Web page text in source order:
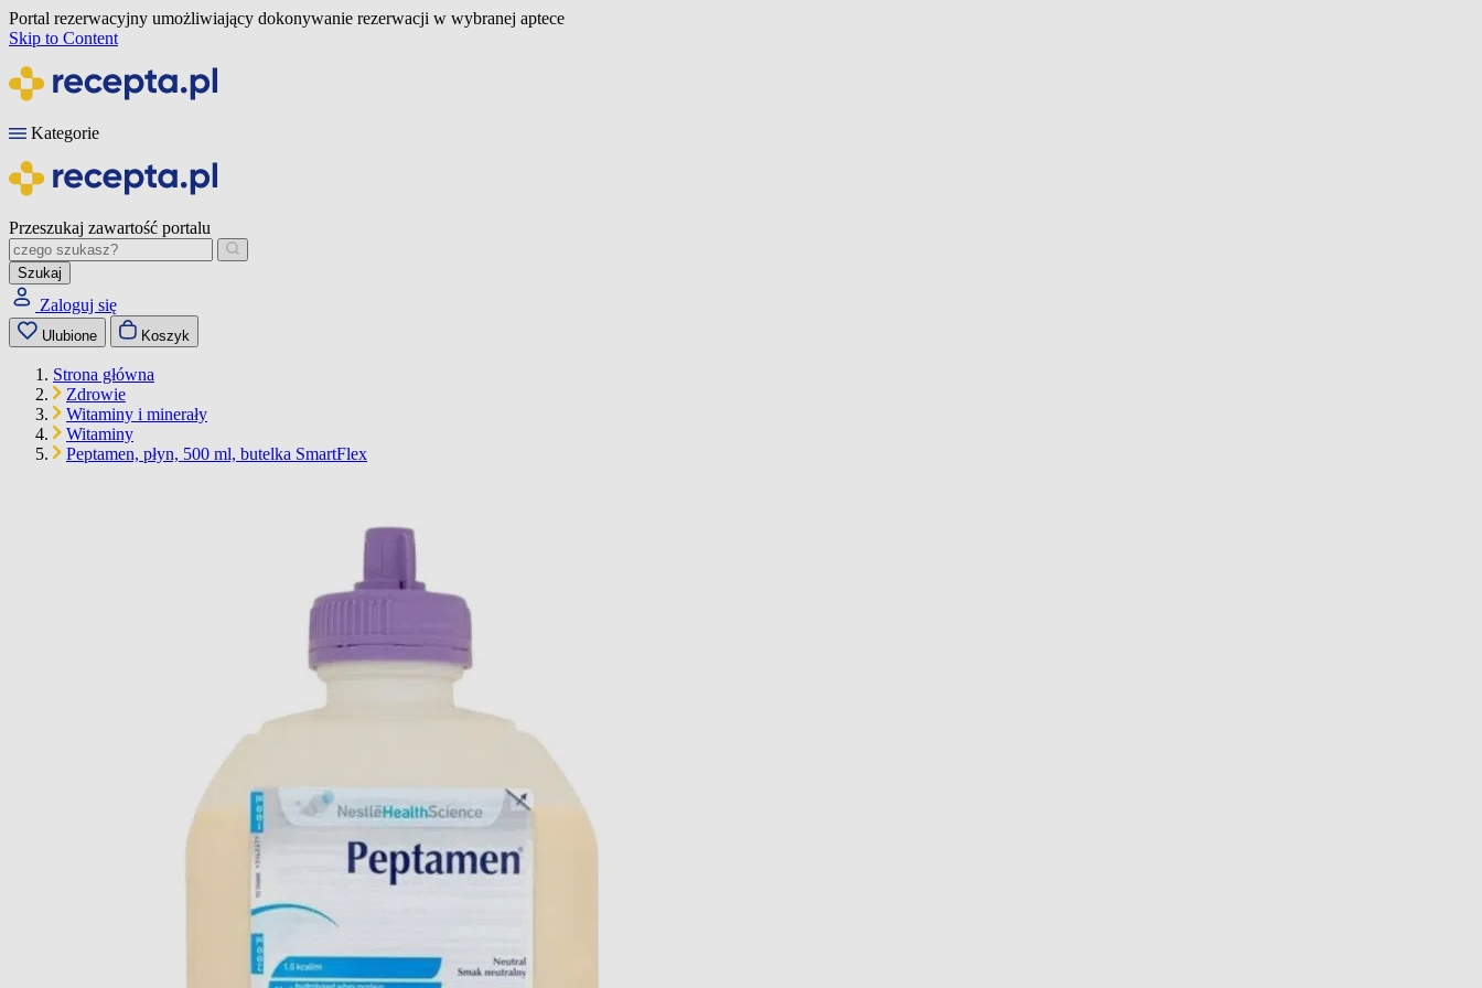
Portal rezerwacyjny umożliwiający dokonywanie rezerwacji w wybranej aptece
Skip to Content
Kategorie
Przeszukaj zawartość portalu
Szukaj
Zaloguj się
Ulubione Koszyk
Strona główna
Zdrowie
Witaminy i minerały
Witaminy
Peptamen, płyn, 500 ml, butelka SmartFlex